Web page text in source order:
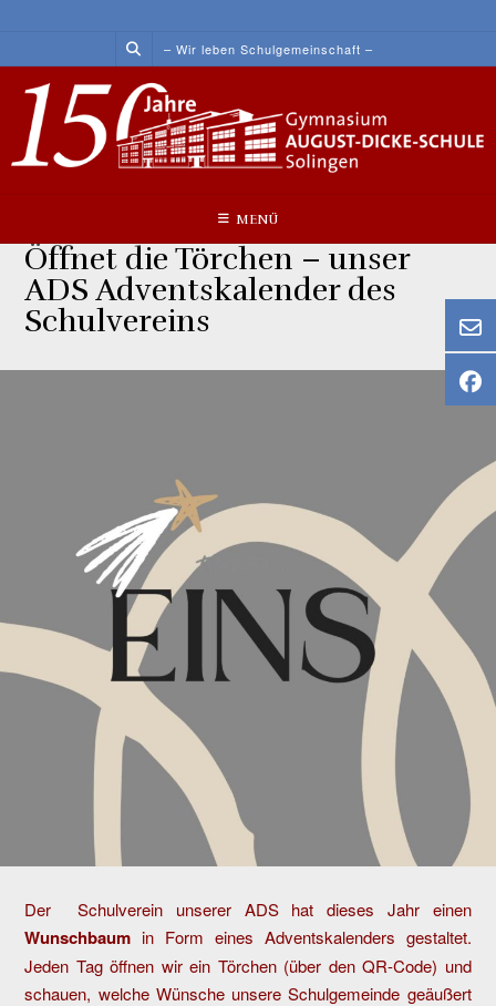
content
– Wir leben Schulgemeinschaft –
MENÜ
Öffnet die Törchen – unser
ADS Adventskalender des
Schulvereins
Der Schulverein unserer ADS hat dieses Jahr einen
Wunschbaum in Form eines Adventskalenders gestaltet.
Jeden Tag öffnen wir ein Törchen (über den QR-Code) und
schauen, welche Wünsche unsere Schulgemeinde geäußert